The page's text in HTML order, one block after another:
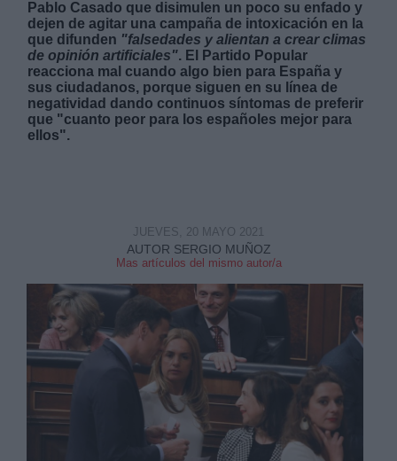
Pablo Casado que disimulen un poco su enfado y
dejen de agitar una campaña de intoxicación en la
que difunden "falsedades y alientan a crear climas
de opinión artificiales". El Partido Popular
reacciona mal cuando algo bien para España y
sus ciudadanos, porque siguen en su línea de
negatividad dando continuos síntomas de preferir
que "cuanto peor para los españoles mejor para
ellos".
AUTOR SERGIO MUÑOZ
Mas artículos del mismo autor/a
JUEVES, 20 MAYO 2021
Derechos:
link
Información adicional
link